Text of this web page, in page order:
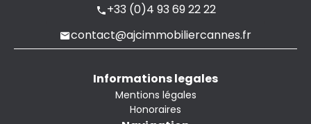
+33 (0)4 93 69 22 22
contact@ajcimmobiliercannes.fr
Informations legales
Mentions légales
Honoraires